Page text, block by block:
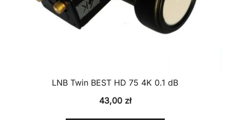
LNB Twin BEST HD 75 4K 0.1 dB
43,00 zł